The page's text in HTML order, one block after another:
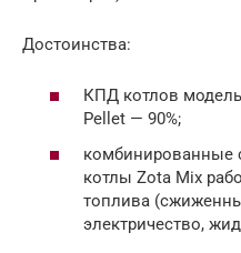
Достоинства:
КПД котлов
Pellet — 90%;
комбинированные
котлы Zota Mix
топлива
электричество,